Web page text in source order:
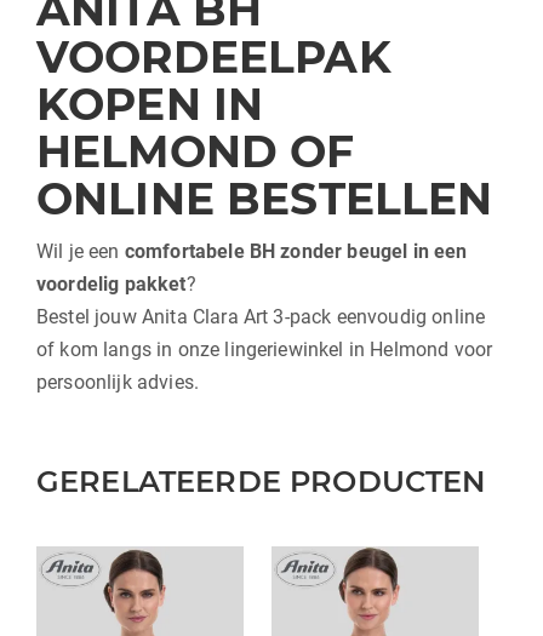
VOORDEELPAK
KOPEN IN
HELMOND OF
ONLINE BESTELLEN
Wil je een comfortabele BH zonder beugel in een
voordelig pakket?
Bestel jouw Anita Clara Art 3-pack eenvoudig online
of kom langs in onze lingeriewinkel in Helmond voor
persoonlijk advies.
GERELATEERDE PRODUCTEN
Dit
product
Dit
product